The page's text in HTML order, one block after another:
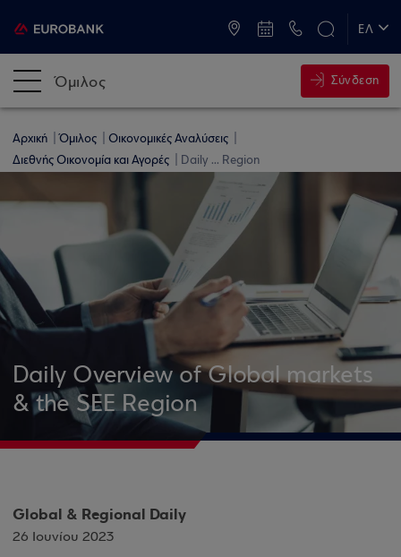
ΕΛ
Όμιλος Σύνδεση
Αρχική Όμιλος
Οικονομικές Αναλύσεις
Διεθνής Οικονομία και Αγορές
Daily ... Region
Daily Overview of Global markets
& the SEE Region
Global & Regional Daily
26 Ιουνίου 2023